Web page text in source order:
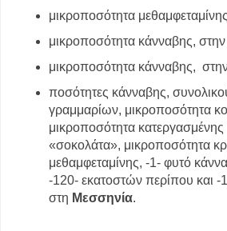
μικροποσότητα
μικροποσότητα κάνναβης,
μικροποσότητα κάνναβης,
ποσότητες κάνναβης,
γραμμαρίων, μικροποσότητα
μικροποσότητα
«σοκολάτα», μικροποσότητα
μεθαμφεταμίνης, -1- φυτό
-120- εκατοστών περίπου και -
στη Μεσσηνία.